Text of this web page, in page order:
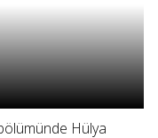
Hülya